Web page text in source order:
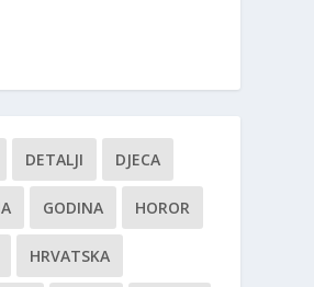
DETALJI DJECA
GODINA HOROR
HRVATSKA